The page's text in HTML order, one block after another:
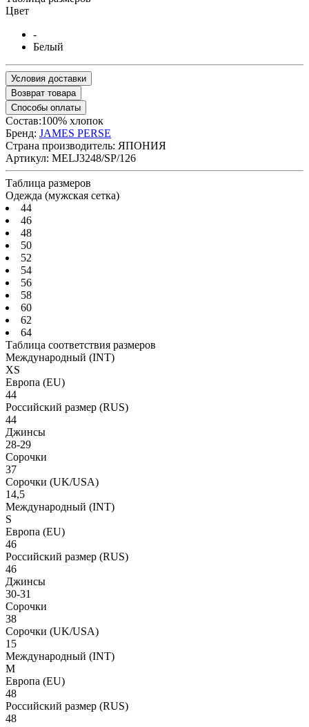
Цвет
-
Белый
Условия доставки
Возврат товара
Способы оплаты
Состав:100% хлопок
Бренд: JAMES PERSE
Страна производитель: ЯПОНИЯ
Артикул: MELJ3248/SP/126
Таблица размеров
Одежда (мужская сетка)
44
46
48
50
52
54
56
58
60
62
64
Таблица соответствия размеров
Международный (INT)
XS
Европа (EU)
44
Российский размер (RUS)
44
Джинсы
28-29
Сорочки
37
Сорочки (UK/USA)
14,5
Международный (INT)
S
Европа (EU)
46
Российский размер (RUS)
46
Джинсы
30-31
Сорочки
38
Сорочки (UK/USA)
15
Международный (INT)
M
Европа (EU)
48
Российский размер (RUS)
48